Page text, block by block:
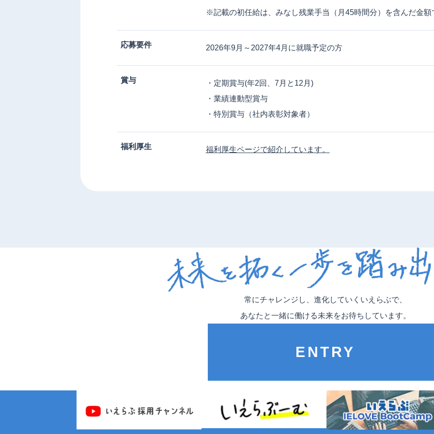
※記載の初任給は、みなし残業手当（月45時間分）を含んだ金額
応募要件 2026年9月～2027年4月に就職予定の方
賞与
・定期賞与(年2回、7月と12月)
・業績連動型賞与
・特別賞与（社内表彰対象者）
福利厚生 福利厚生ページで紹介しています。
常にチャレンジし、進化していくいえらぶで、
あなたと一緒に働ける未来をお待ちしています。
ENTRY